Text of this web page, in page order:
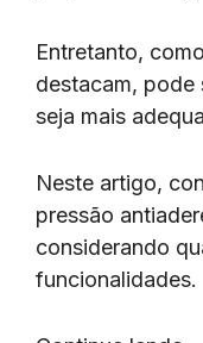
Entretanto,
destacam, pode
seja mais
Neste artigo,
pressão
considerando
funcionalidades.